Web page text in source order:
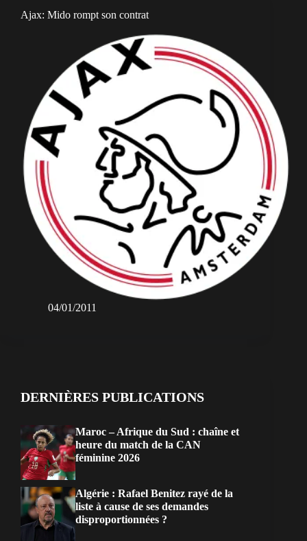
Ajax: Mido rompt son contrat
04/01/2011
DERNIÈRES PUBLICATIONS
Maroc – Afrique du Sud : chaîne et
heure du match de la CAN
féminine 2026
Algérie : Rafael Benitez rayé de la
liste à cause de ses demandes
disproportionnées ?